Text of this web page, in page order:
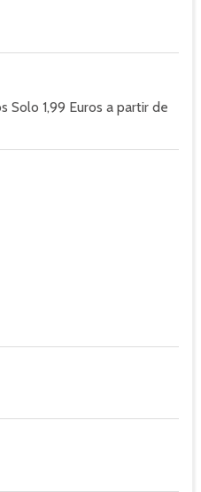
Solo 1,99 Euros a partir de